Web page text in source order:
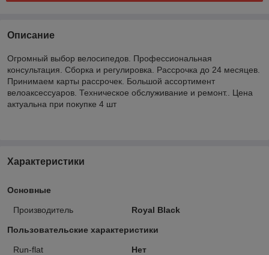
Описание
Огромный выбор велосипедов. Профессиональная
консультация. Сборка и регулировка. Рассрочка до 24 месяцев.
Принимаем карты рассрочек. Большой ассортимент
велоаксессуаров. Техническое обслуживание и ремонт.. Цена
актуальна при покупке 4 шт
Характеристики
Основные
Производитель Royal Black
Пользовательские характеристики
Run-flat
Нет